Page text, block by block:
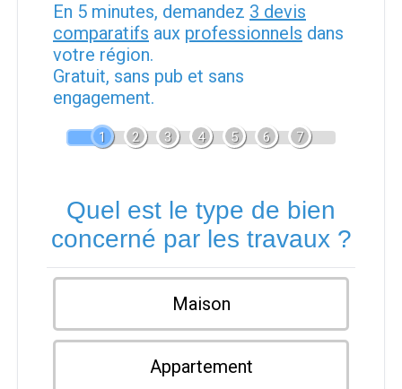
En 5 minutes, demandez 3 devis
comparatifs aux professionnels dans
votre région.
Gratuit, sans pub et sans
engagement.
1 2 3 4 5 6 7
Quel est le type de bien
concerné par les travaux ?
Maison
Appartement